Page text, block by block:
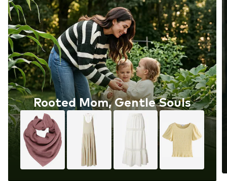
Rooted Mom, Gentle Souls